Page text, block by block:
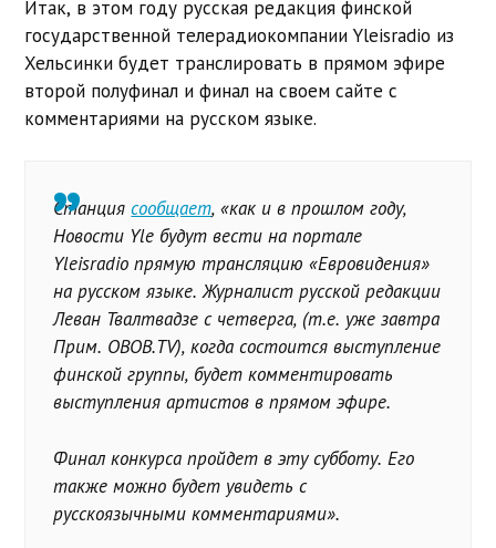
Итак, в этом году русская редакция финской
государственной телерадиокомпании Yleisradio из
Хельсинки будет транслировать в прямом эфире
второй полуфинал и финал на своем сайте с
комментариями на русском языке.
Станциясообщает, «как и в прошлом году,
Новости Yle будут вести на портале
Yleisradio прямую трансляцию «Евровидения»
на русском языке. Журналист русской редакции
Леван Твалтвадзе с четверга, (т.е. уже завтра
Прим. OBOB.TV), когда состоится выступление
финской группы, будет комментировать
выступления артистов в прямом эфире.
Финал конкурса пройдет в эту субботу. Его
также можно будет увидеть с
русскоязычными комментариями».